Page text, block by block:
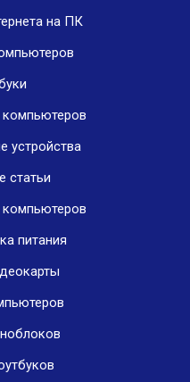
на ПК
устройства
статьи
питания